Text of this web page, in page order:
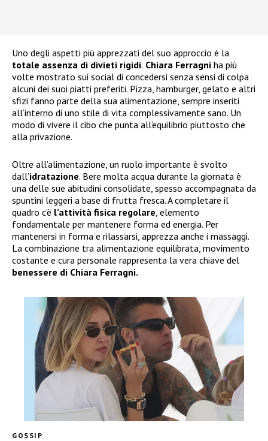
Uno degli aspetti più apprezzati del suo approccio è la
totale assenza di divieti rigidi. Chiara Ferragni ha più
volte mostrato sui social di concedersi senza sensi di colpa
alcuni dei suoi piatti preferiti. Pizza, hamburger, gelato e altri
sfizi fanno parte della sua alimentazione, sempre inseriti
all’interno di uno stile di vita complessivamente sano. Un
modo di vivere il cibo che punta all’equilibrio piuttosto che
alla privazione.
Oltre all’alimentazione, un ruolo importante è svolto
dall’idratazione. Bere molta acqua durante la giornata è
una delle sue abitudini consolidate, spesso accompagnata da
spuntini leggeri a base di frutta fresca. A completare il
quadro c’è l’attività fisica regolare, elemento
fondamentale per mantenere forma ed energia. Per
mantenersi in forma e rilassarsi, apprezza anche i massaggi.
La combinazione tra alimentazione equilibrata, movimento
costante e cura personale rappresenta la vera chiave del
benessere di Chiara Ferragni.
GOSSIP